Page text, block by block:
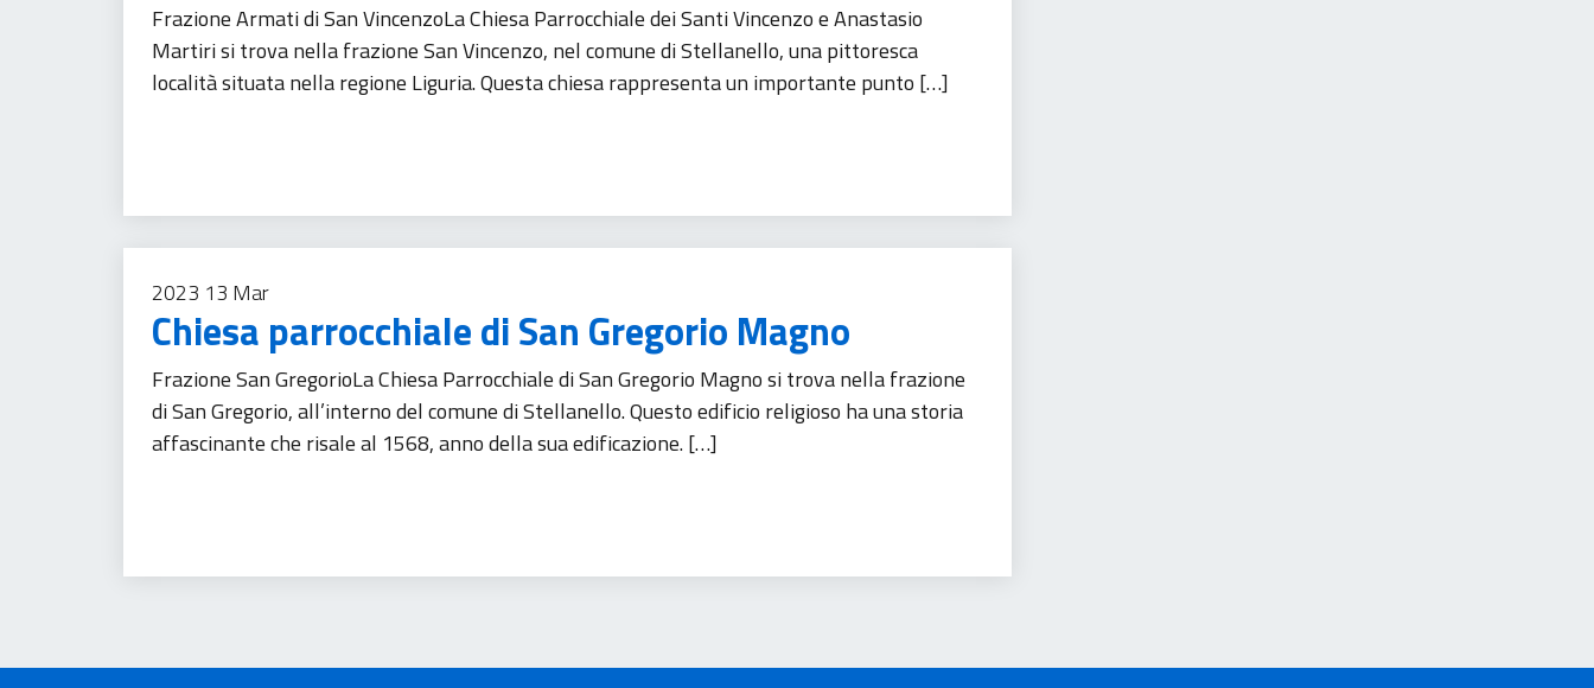
Frazione Armati di San VincenzoLa Chiesa Parrocchiale dei Santi Vincenzo e Anastasio
Martiri si trova nella frazione San Vincenzo, nel comune di Stellanello, una pittoresca
località situata nella regione Liguria. Questa chiesa rappresenta un importante punto […]
2023 13 Mar
Chiesa parrocchiale di San Gregorio Magno
Frazione San GregorioLa Chiesa Parrocchiale di San Gregorio Magno si trova nella frazione
di San Gregorio, all’interno del comune di Stellanello. Questo edificio religioso ha una storia
affascinante che risale al 1568, anno della sua edificazione. […]